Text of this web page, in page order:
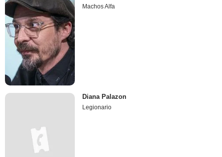
Machos Alfa
Diana Palazon
Legionario